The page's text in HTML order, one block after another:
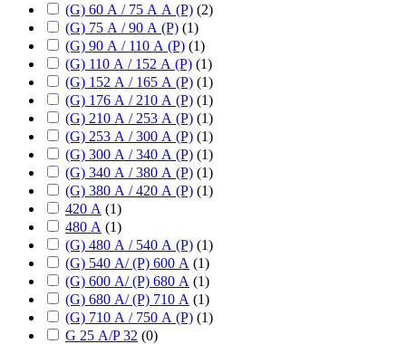
(G) 60 А / 75 А А (P) (2)
(G) 75 А / 90 А (P) (1)
(G) 90 А / 110 А (P) (1)
(G) 110 А / 152 А (P) (1)
(G) 152 А / 165 А (P) (1)
(G) 176 А / 210 А (P) (1)
(G) 210 А / 253 А (P) (1)
(G) 253 А / 300 А (P) (1)
(G) 300 А / 340 А (P) (1)
(G) 340 А / 380 А (P) (1)
(G) 380 А / 420 А (P) (1)
420 А (1)
480 А (1)
(G) 480 А / 540 А (P) (1)
(G) 540 А/ (P) 600 А (1)
(G) 600 А/ (P) 680 А (1)
(G) 680 А/ (P) 710 А (1)
(G) 710 А / 750 А (P) (1)
G 25 А/P 32 (0)